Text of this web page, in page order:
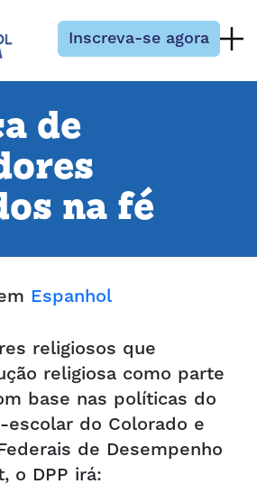
Inscreva-se agora
de
na fé
Espanhol
religiosos que
religiosa como parte
base nas políticas do
escolar do Colorado e
de Desempenho
o DPP irá: